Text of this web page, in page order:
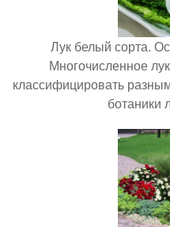
Лук белый сорта.
Многочисленное
классифицировать
ботаники